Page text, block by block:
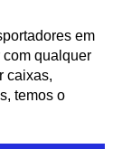
em
qualquer
caixas,
temos o